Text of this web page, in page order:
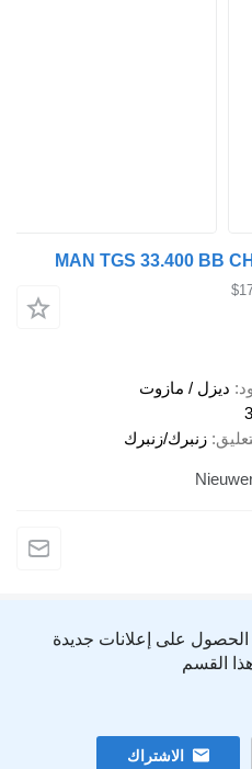
MAN TGS 33.400 BB
ديزل / مازوت
زنبرك/زنبرك
الحصول على إعلانات جديدة
القسم
الاشتراك